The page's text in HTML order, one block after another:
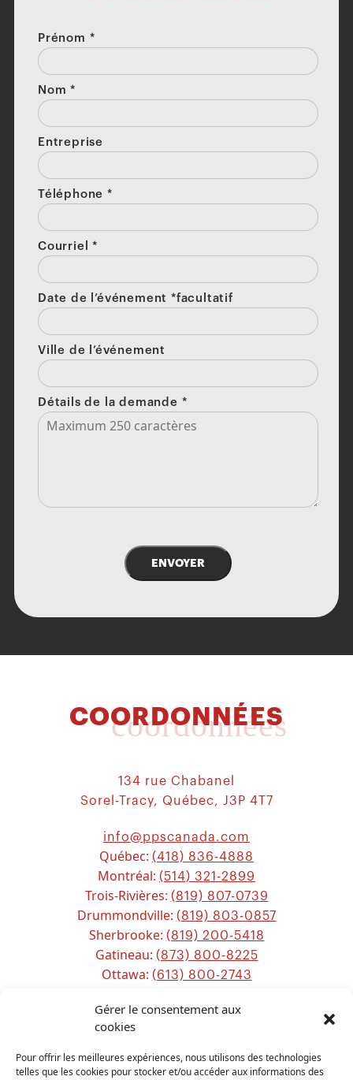
Gérer le consentement aux
cookies
Pour offrir les meilleures expériences, nous utilisons des technologies
telles que les cookies pour stocker et/ou accéder aux informations des
Prénom *
Nom*
Entreprise
Téléphone*
Courriel*
Date de l’événement *facultatif
Ville de l’événement
Détails de la demande *
ENVOYER
COORDONNÉES
coordonnées
134 rue Chabanel
Sorel-Tracy, Québec, J3P 4T7
info@ppscanada.com
Québec: (418) 836-4888
Montréal: (514) 321-2899
Trois-Rivières: (819) 807-0739
Drummondville: (819) 803-0857
Sherbrooke: (819) 200-5418
Gatineau: (873) 800-8225
Ottawa: (613) 800-2743